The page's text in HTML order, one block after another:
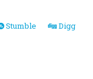
Stumble Digg